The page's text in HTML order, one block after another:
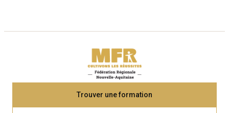
Trouver une formation